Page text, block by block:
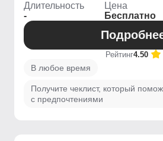
Длительность
-
Цена
Бесплатно
Рейтинг4.50
В любое время
Получите чеклист, который
с предпочтениями